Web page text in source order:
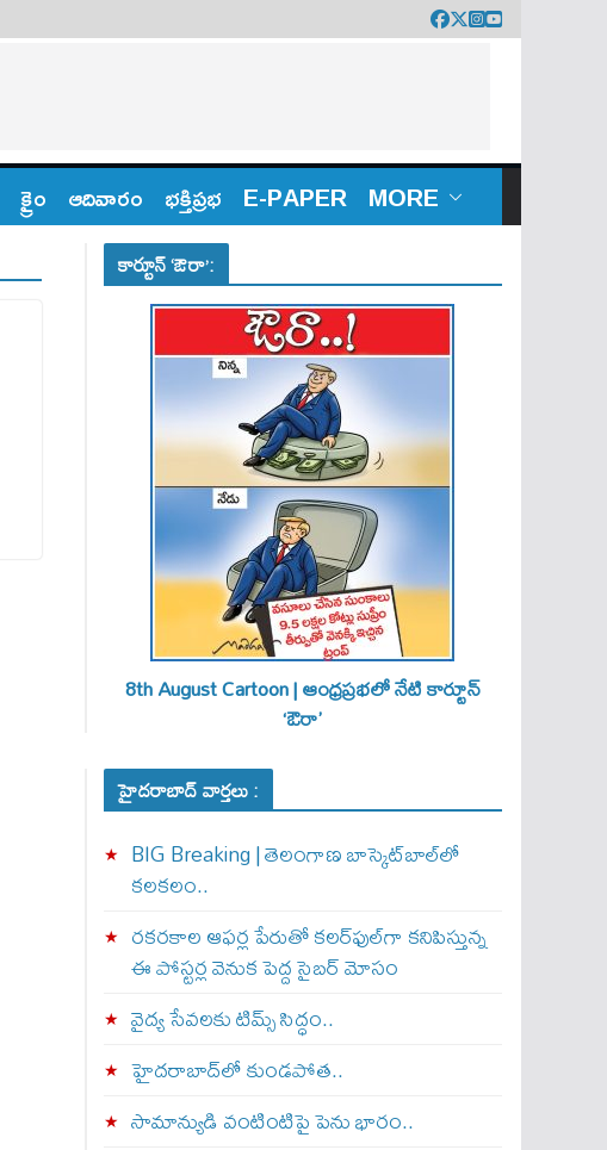
క్రైం ఆదివారం భక్తిప్రభ E-PAPER MORE
కార్టూన్ ‘ఔరా’:
8th August Cartoon | ఆంధ్రప్రభలో నేటి కార్టూన్
‘ఔరా’
హైదరాబాద్ వార్తలు :
BIG Breaking | తెలంగాణ బాస్కెట్‌బాల్‌లో
కలకలం..
రకరకాల ఆఫర్ల పేరుతో కలర్‌ఫుల్‌గా కనిపిస్తున్న
ఈ పోస్టర్ల వెనుక పెద్ద సైబర్ మోసం
వైద్య సేవలకు టిమ్స్‌ సిద్ధం..
హైదరాబాద్‌లో కుండపోత..
సామాన్యుడి వంటింటిపై పెను భారం..